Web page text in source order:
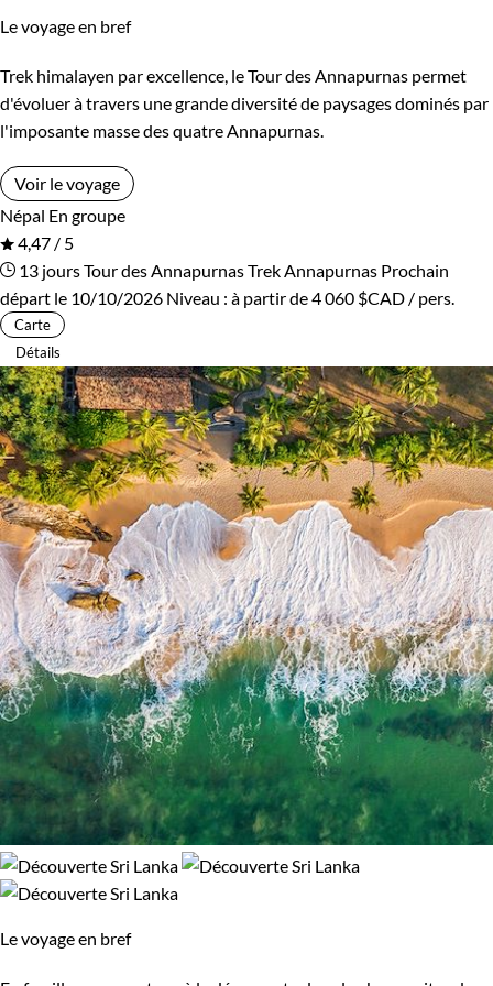
Kirghizistan
Macédoine
Malaisie
Maroc Martinique
Mauritanie Mexique
Mongolie Monténégro
Mozambique Namibie
Népal Nicaragua
Norvège Nouvelle-Zélande
Oman Ouganda
Ouzbekistan Pakistan
Palestine Panama
Pérou Philippines
Pologne Portugal
République tchèque
Itinérance
Itinérant Semi-itinérant
Environnement
Désert Forêts, collines, rivières et lacs
Haute Montagne Montagne
Neige Patrimoine et Nature
Terres Polaires Volcans
Le voyage en bref
Trek himalayen par excellence, le Tour des Annapurnas permet
d'évoluer à travers une grande diversité de paysages dominés par
l'imposante masse des quatre Annapurnas.
Voir le voyage
Népal En groupe
4,47 / 5
13 joursTour des AnnapurnasTrek Annapurnas Prochain
départ le 10/10/2026 Niveau : à partir de4 060 $CAD / pers.
Carte
Détails
Le voyage en bref